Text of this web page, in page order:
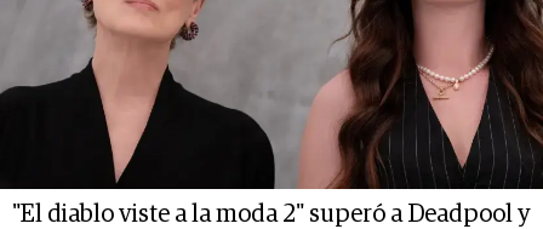
"El diablo viste a la moda 2" superó a Deadpool y